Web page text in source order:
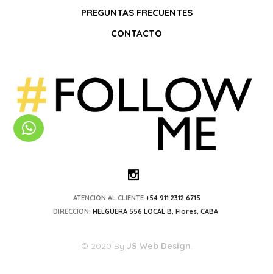
PREGUNTAS FRECUENTES
CONTACTO
ATENCION AL CLIENTE +54 911 2312 6715
DIRECCION: HELGUERA 556 LOCAL B, Flores, CABA
© 2020 By JS Web Design.